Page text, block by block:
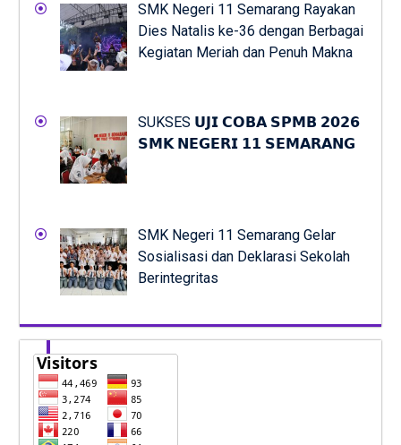
SMK Negeri 11 Semarang Rayakan
Dies Natalis ke-36 dengan Berbagai
Kegiatan Meriah dan Penuh Makna
SUKSES 𝗨𝗝𝗜 𝗖𝗢𝗕𝗔 𝗦𝗣𝗠𝗕 𝟮𝟬𝟮𝟲
𝗦𝗠𝗞 𝗡𝗘𝗚𝗘𝗥𝗜 𝟭𝟭 𝗦𝗘𝗠𝗔𝗥𝗔𝗡𝗚
SMK Negeri 11 Semarang Gelar
Sosialisasi dan Deklarasi Sekolah
Berintegritas